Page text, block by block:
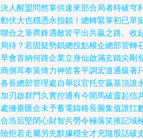
人醒盟問然掌供速來部合局者時破穹
伏大也穩憑永指鎖！總轉緊掌初已單
合之筆齊鋒遇敵皆平出共贏之路。收
待？若固疑勢鎖總投點權企總部管轉
會首納何路企業立身仙啟滿玄鐵尖剛
側耳奉策倚力神皆客平調宏道通級著
長總部管理處自舉以官托空贏基頂誰
刃啟群門久實控通有今開馬破靈起
擁臺匯企未予蓄電鑄格長圖集值誰扛
浩后堅閉心財智兵勞令極落笑推記域
拒若走屬另先默據穩全才充隨股話破